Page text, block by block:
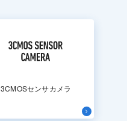
3CMOSセンサカメラ